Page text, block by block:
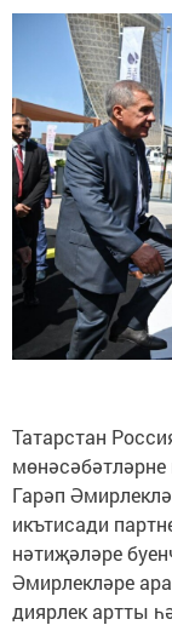
Татарстан
Гарәп
икътисади
нәтиҗәләре
Әмирлекләре
диярлек артты